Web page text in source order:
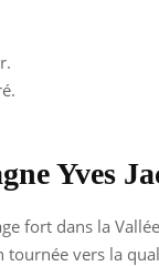
Yves
fort dans la
vers la